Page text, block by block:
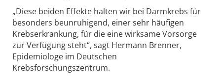
„Diese beiden Effekte halten wir bei Darmkrebs für
besonders beunruhigend, einer sehr häufigen
Krebserkrankung, für die eine wirksame Vorsorge
zur Verfügung steht“, sagt Hermann Brenner,
Epidemiologe im Deutschen
Krebsforschungszentrum.